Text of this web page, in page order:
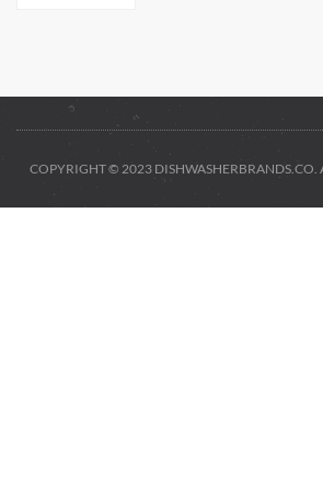
COPYRIGHT © 2023 DISHWASHERBRANDS.CO.